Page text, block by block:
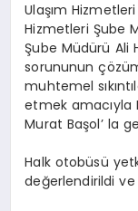
Ulaşım
Hizmetleri Şube
Şube Müdürü Ali
sorununun
muhtemel
etmek amacıyla
Murat Başol’ la
Halk otobüsü
değerlendirildi